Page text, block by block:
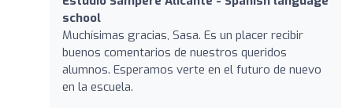
school
Muchísimas gracias, Sasa. Es un placer recibir
buenos comentarios de nuestros queridos
alumnos. Esperamos verte en el futuro de nuevo
en la escuela.